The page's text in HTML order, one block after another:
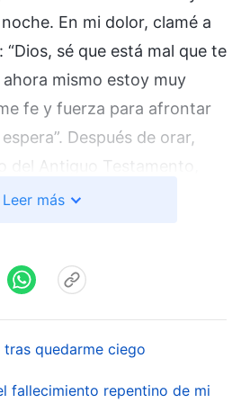
En mi dolor, clamé a
sé que está mal que te
mismo estoy muy
fe y fuerza para afrontar
Después de orar,
del Antiguo Testamento,
le habló a Josué: “
” (Josué 1:9)
el universo, no hay nada
Mis manos? ”(La Palabra, Vol.
Leer más
tras quedarme ciego
fallecimiento repentino de mi